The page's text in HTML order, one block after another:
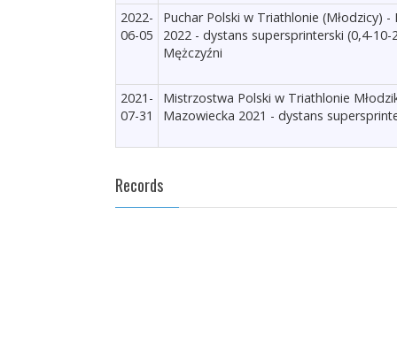
2022-
06-05
Puchar Polski w Triathlonie (Młodzicy) -
2022 - dystans supersprinterski (0,4-10-
Mężczyźni
2021-
07-31
Mistrzostwa Polski w Triathlonie
Mazowiecka 2021 - dystans
Records